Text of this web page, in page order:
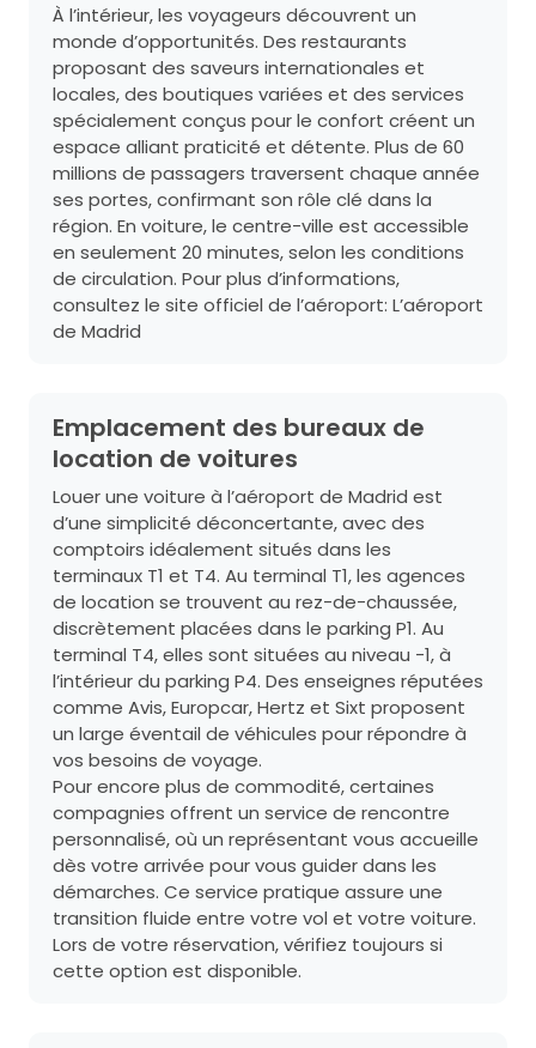
À l’intérieur, les voyageurs découvrent un
monde d’opportunités. Des restaurants
proposant des saveurs internationales et
locales, des boutiques variées et des services
spécialement conçus pour le confort créent un
espace alliant praticité et détente. Plus de 60
millions de passagers traversent chaque année
ses portes, confirmant son rôle clé dans la
région. En voiture, le centre-ville est accessible
en seulement 20 minutes, selon les conditions
de circulation. Pour plus d’informations,
consultez le site officiel de l’aéroport: L’aéroport
de Madrid
Emplacement des bureaux de
location de voitures
Louer une voiture à l’aéroport de Madrid est
d’une simplicité déconcertante, avec des
comptoirs idéalement situés dans les
terminaux T1 et T4. Au terminal T1, les agences
de location se trouvent au rez-de-chaussée,
discrètement placées dans le parking P1. Au
terminal T4, elles sont situées au niveau -1, à
l’intérieur du parking P4. Des enseignes réputées
comme Avis, Europcar, Hertz et Sixt proposent
un large éventail de véhicules pour répondre à
vos besoins de voyage.
Pour encore plus de commodité, certaines
compagnies offrent un service de rencontre
personnalisé, où un représentant vous accueille
dès votre arrivée pour vous guider dans les
démarches. Ce service pratique assure une
transition fluide entre votre vol et votre voiture.
Lors de votre réservation, vérifiez toujours si
cette option est disponible.